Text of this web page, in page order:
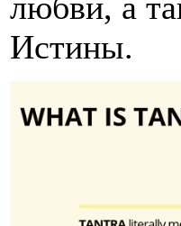
Истины.